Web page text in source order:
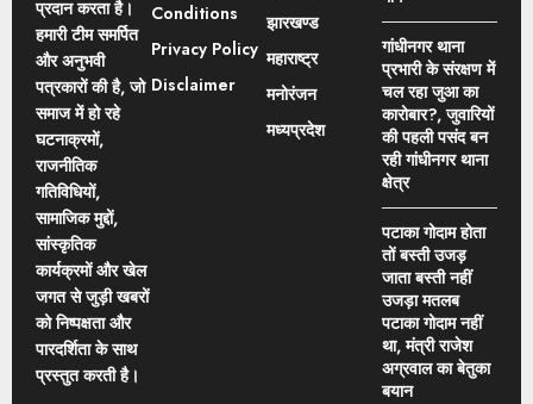
प्रदान करता है।
हमारी टीम समर्पित
और अनुभवी
पत्रकारों की है, जो
समाज में हो रहे
घटनाक्रमों,
राजनीतिक
गतिविधियों,
सामाजिक मुद्दों,
सांस्कृतिक
कार्यक्रमों और खेल
जगत से जुड़ी खबरों
को निष्पक्षता और
पारदर्शिता के साथ
प्रस्तुत करती है।
Conditions
Privacy Policy
Disclaimer
झारखण्ड
महाराष्ट्र
मनोरंजन
मध्यप्रदेश
गांधीनगर थाना
प्रभारी के संरक्षण में
चल रहा जुआ का
कारोबार?, जुवारियों
की पहली पसंद बन
रही गांधीनगर थाना
क्षेत्र
पटाका गोदाम होता
तों बस्ती उजड़
जाता बस्ती नहीं
उजड़ा मतलब
पटाका गोदाम नहीं
था, मंत्री राजेश
अग्रवाल का बेतुका
बयान